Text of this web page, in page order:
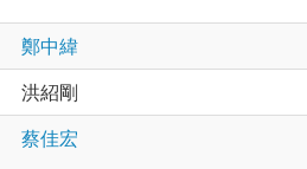
鄭中緯
洪紹剛
蔡佳宏